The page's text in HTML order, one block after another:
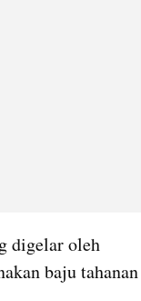
digelar oleh
baju tahanan